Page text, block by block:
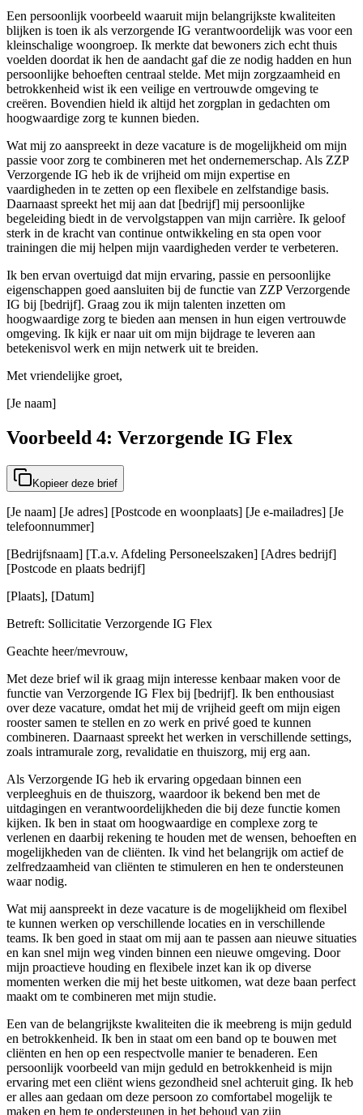
Een persoonlijk voorbeeld waaruit mijn belangrijkste kwaliteiten
blijken is toen ik als verzorgende IG verantwoordelijk was voor een
kleinschalige woongroep. Ik merkte dat bewoners zich echt thuis
voelden doordat ik hen de aandacht gaf die ze nodig hadden en hun
persoonlijke behoeften centraal stelde. Met mijn zorgzaamheid en
betrokkenheid wist ik een veilige en vertrouwde omgeving te
creëren. Bovendien hield ik altijd het zorgplan in gedachten om
hoogwaardige zorg te kunnen bieden.
Wat mij zo aanspreekt in deze vacature is de mogelijkheid om mijn
passie voor zorg te combineren met het ondernemerschap. Als ZZP
Verzorgende IG heb ik de vrijheid om mijn expertise en
vaardigheden in te zetten op een flexibele en zelfstandige basis.
Daarnaast spreekt het mij aan dat [bedrijf] mij persoonlijke
begeleiding biedt in de vervolgstappen van mijn carrière. Ik geloof
sterk in de kracht van continue ontwikkeling en sta open voor
trainingen die mij helpen mijn vaardigheden verder te verbeteren.
Ik ben ervan overtuigd dat mijn ervaring, passie en persoonlijke
eigenschappen goed aansluiten bij de functie van ZZP Verzorgende
IG bij [bedrijf]. Graag zou ik mijn talenten inzetten om
hoogwaardige zorg te bieden aan mensen in hun eigen vertrouwde
omgeving. Ik kijk er naar uit om mijn bijdrage te leveren aan
betekenisvol werk en mijn netwerk uit te breiden.
Met vriendelijke groet,
[Je naam]
Voorbeeld 4: Verzorgende IG Flex
Kopieer deze brief
[Je naam] [Je adres] [Postcode en woonplaats] [Je e-mailadres] [Je
telefoonnummer]
[Bedrijfsnaam] [T.a.v. Afdeling Personeelszaken] [Adres bedrijf]
[Postcode en plaats bedrijf]
[Plaats], [Datum]
Betreft: Sollicitatie Verzorgende IG Flex
Geachte heer/mevrouw,
Met deze brief wil ik graag mijn interesse kenbaar maken voor de
functie van Verzorgende IG Flex bij [bedrijf]. Ik ben enthousiast
over deze vacature, omdat het mij de vrijheid geeft om mijn eigen
rooster samen te stellen en zo werk en privé goed te kunnen
combineren. Daarnaast spreekt het werken in verschillende settings,
zoals intramurale zorg, revalidatie en thuiszorg, mij erg aan.
Als Verzorgende IG heb ik ervaring opgedaan binnen een
verpleeghuis en de thuiszorg, waardoor ik bekend ben met de
uitdagingen en verantwoordelijkheden die bij deze functie komen
kijken. Ik ben in staat om hoogwaardige en complexe zorg te
verlenen en daarbij rekening te houden met de wensen, behoeften en
mogelijkheden van de cliënten. Ik vind het belangrijk om actief de
zelfredzaamheid van cliënten te stimuleren en hen te ondersteunen
waar nodig.
Wat mij aanspreekt in deze vacature is de mogelijkheid om flexibel
te kunnen werken op verschillende locaties en in verschillende
teams. Ik ben goed in staat om mij aan te passen aan nieuwe situaties
en kan snel mijn weg vinden binnen een nieuwe omgeving. Door
mijn proactieve houding en flexibele inzet kan ik op diverse
momenten werken die mij het beste uitkomen, wat deze baan perfect
maakt om te combineren met mijn studie.
Een van de belangrijkste kwaliteiten die ik meebreng is mijn geduld
en betrokkenheid. Ik ben in staat om een band op te bouwen met
cliënten en hen op een respectvolle manier te benaderen. Een
persoonlijk voorbeeld van mijn geduld en betrokkenheid is mijn
ervaring met een cliënt wiens gezondheid snel achteruit ging. Ik heb
er alles aan gedaan om deze persoon zo comfortabel mogelijk te
maken en hem te ondersteunen in het behoud van zijn